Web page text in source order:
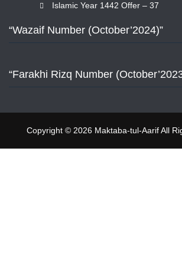
Islamic Year 1442 Offer – 37
“Wazaif Number (October’2024)”
“Farakhi Rizq Number
Copyright © 2026 Maktaba-tul-Aarif All